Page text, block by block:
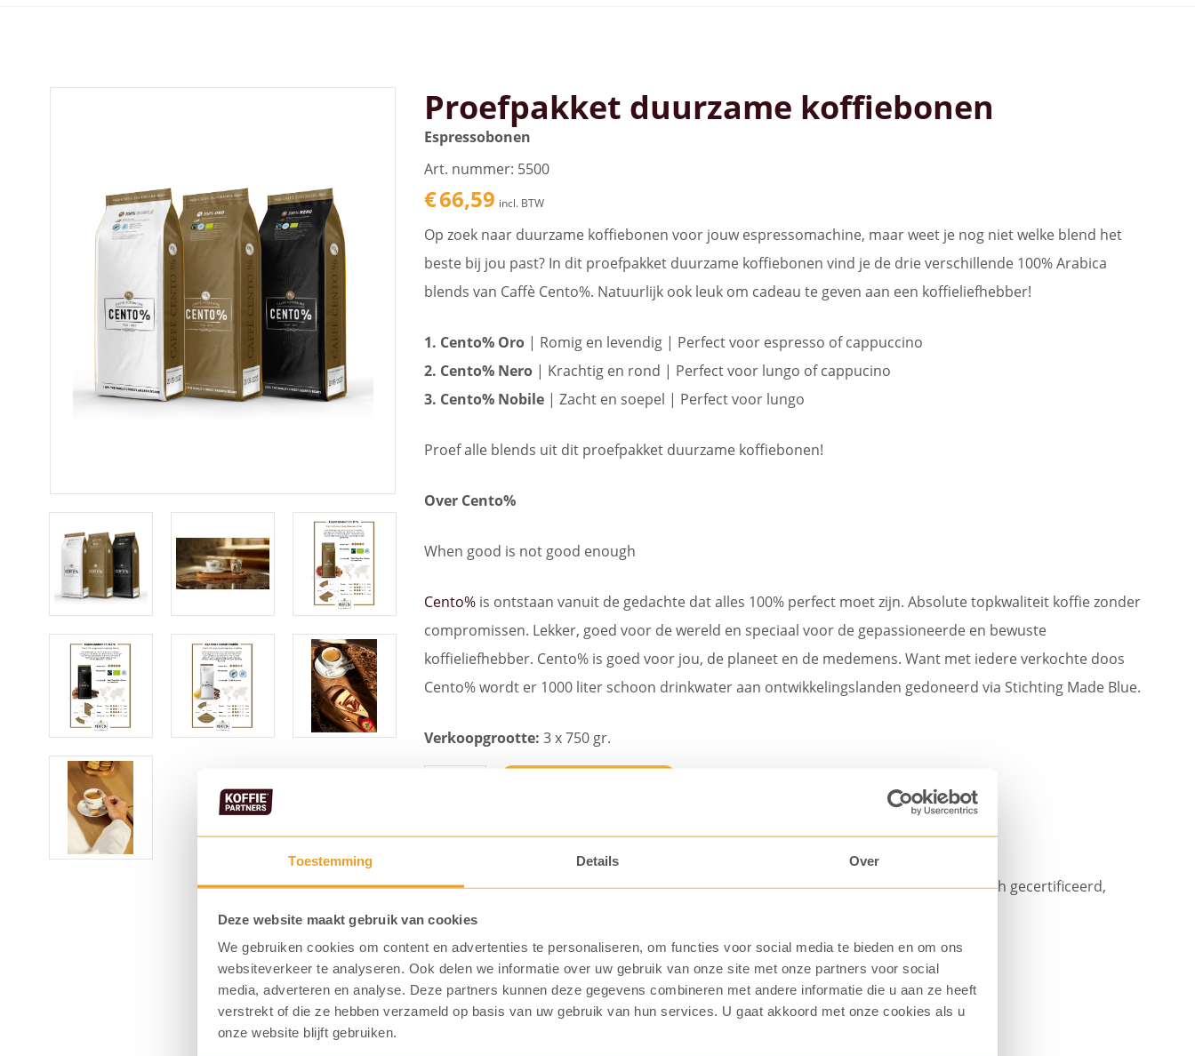
Toestemming Details Over
Deze website maakt gebruik van cookies
We gebruiken cookies om content en advertenties te personaliseren, om functies voor social media te bieden en om ons
websiteverkeer te analyseren. Ook delen we informatie over uw gebruik van onze site met onze partners voor social
media, adverteren en analyse. Deze partners kunnen deze gegevens combineren met andere informatie die u aan ze heeft
verstrekt of die ze hebben verzameld op basis van uw gebruik van hun services. U gaat akkoord met onze cookies als u
onze website blijft gebruiken.
Proefpakket duurzame koffiebonen
Espressobonen
Art. nummer: 5500
€66,59 incl. BTW
Op zoek naar duurzame koffiebonen voor jouw espressomachine, maar weet je nog niet welke blend het
beste bij jou past? In dit proefpakket duurzame koffiebonen vind je de drie verschillende 100% Arabica
blends van Caffè Cento%. Natuurlijk ook leuk om cadeau te geven aan een koffieliefhebber!
1. Cento% Oro | Romig en levendig | Perfect voor espresso of cappuccino
2. Cento% Nero | Krachtig en rond | Perfect voor lungo of cappucino
3. Cento% Nobile | Zacht en soepel | Perfect voor lungo
Proef alle blends uit dit proefpakket duurzame koffiebonen!
Over Cento%
When good is not good enough
Cento% is ontstaan vanuit de gedachte dat alles 100% perfect moet zijn. Absolute topkwaliteit koffie zonder
compromissen. Lekker, goed voor de wereld en speciaal voor de gepassioneerde en bewuste
koffieliefhebber. Cento% is goed voor jou, de planeet en de medemens. Want met iedere verkochte doos
Cento% wordt er 1000 liter schoon drinkwater aan ontwikkelingslanden gedoneerd via Stichting Made Blue.
Verkoopgrootte:3 x 750 gr.
Caffè Cento% koffiebonen zijn Climate Neutral. Nero en Oro zijn Fairtrade en biologisch gecertificeerd,
Nobile draagt het Rainforest Alliance keurmerk.